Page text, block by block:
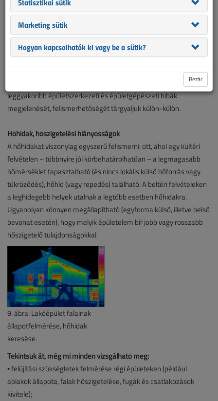
megjelenítve, tehát a hőképeket) hogyan kell kiértékelni, elemezni.
A következő...
Tipikus épületkárok és -hibák
Ha betartottuk a korábban részletezett mérési feltételeket, már
csak azt kell megtudnunk, hogy az így kapott mérési
eredményeket (grafikusan megjelenítve, tehát a hőképeket)
hogyan kell kiértékelni, elemezni. A következőkben ezért a
leggyakoribb épületszerkezeti és épületgépészeti hibák
megjelenését, felismerhetőségét tárgyaljuk külön-külön.
Hőhidak, hőszigetelési hiányosságok
A hőhidakat viszonylag egyszerű felismerni: ott, ahol egy kültéri
felvételen – többnyire jól körbehatárolhatóan – a legmagasabb
hőmérséklet tapasztalható (és nincs lokális külső hőforrás vagy
tükröződés), hőhíd (vagy repedés) található. A beltéri felvételeken
a leghidegebb helyek utalnak a legtöbb esetben hőhidakra.
Ugyanolyan könnyen megállapítható (egyforma külső, illetve belső
bevonat esetén), hogy melyik épületelem bír jobb vagy rosszabb
hőszigetelő tulajdonságokkal
9. ábra: Lakóépület falainak
állapotfelmérése, hőhidak
keresése.
Tekintsük át, még mi minden vizsgálható meg:
• felújítási szükségletek felmérése régi épületeken (például
ablakok állapota, falak hőszigetelése, fugák és csatlakozások
kivitele);
Marketing sütik
Hogyan kapcsolhatók ki vagy be a sütik?
Bezár